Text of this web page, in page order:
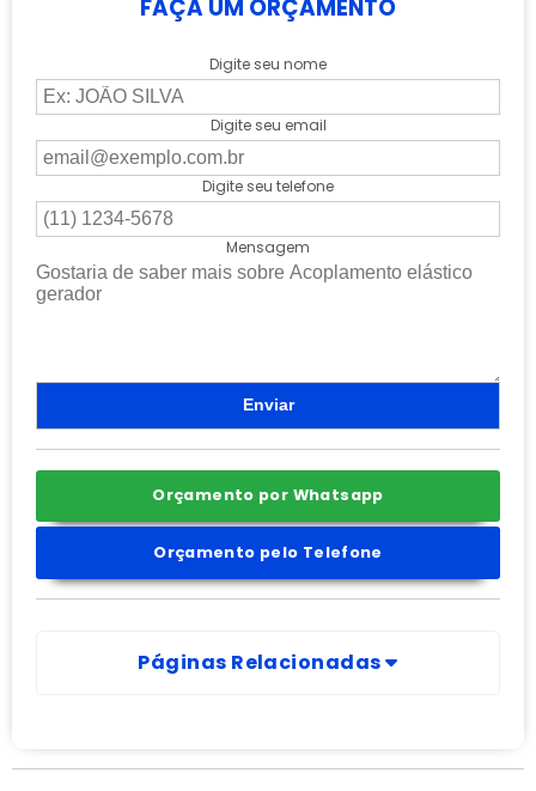
FAÇA UM ORÇAMENTO
Digite seu nome
Digite seu email
Digite seu telefone
Mensagem
Orçamento por Whatsapp
Orçamento pelo Telefone
Páginas Relacionadas